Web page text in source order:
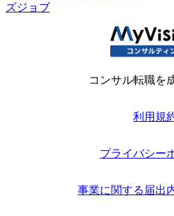
ズジョブ
コンサル転職を
利用規
プライバシー
事業に関する届出